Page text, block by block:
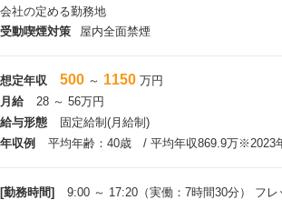
会社の定める勤務地
受動喫煙対策
屋内全面禁煙
想定年収 500 ～ 1150 万円
月給
28 ～ 56万円
給与形態
固定給制(月給制)
年収例
平均年齢：40歳 / 平均年収869.9万※2023
[勤務時間]
9:00 ～ 17:20（実働：7時間30分） フ